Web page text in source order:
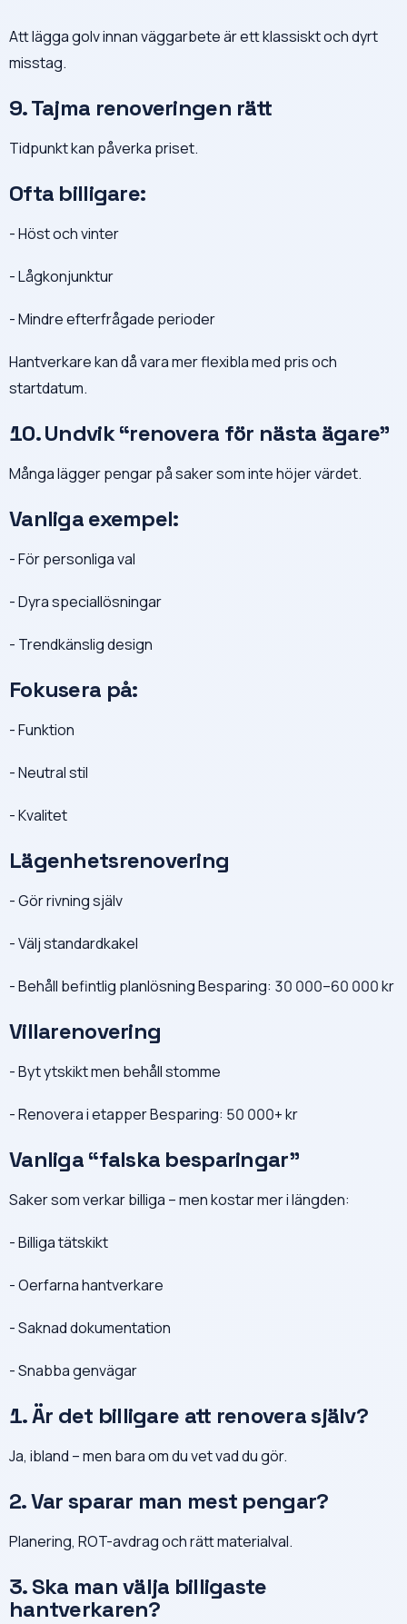
Att lägga golv innan väggarbete är ett klassiskt och dyrt
misstag.
9. Tajma renoveringen rätt
Tidpunkt kan påverka priset.
Ofta billigare:
- Höst och vinter
- Lågkonjunktur
- Mindre efterfrågade perioder
Hantverkare kan då vara mer flexibla med pris och
startdatum.
10. Undvik “renovera för nästa ägare”
Många lägger pengar på saker som inte höjer värdet.
Vanliga exempel:
- För personliga val
- Dyra speciallösningar
- Trendkänslig design
Fokusera på:
- Funktion
- Neutral stil
- Kvalitet
Lägenhetsrenovering
- Gör rivning själv
- Välj standardkakel
- Behåll befintlig planlösning Besparing: 30 000–60 000 kr
Villarenovering
- Byt ytskikt men behåll stomme
- Renovera i etapper Besparing: 50 000+ kr
Vanliga “falska besparingar”
Saker som verkar billiga – men kostar mer i längden:
- Billiga tätskikt
- Oerfarna hantverkare
- Saknad dokumentation
- Snabba genvägar
1. Är det billigare att renovera själv?
Ja, ibland – men bara om du vet vad du gör.
2. Var sparar man mest pengar?
Planering, ROT-avdrag och rätt materialval.
3. Ska man välja billigaste
hantverkaren?